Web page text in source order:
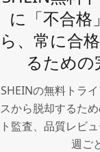
に「不合格
ら、常に合
るための
SHEINの無料トラ
スから脱却するた
ト監査、品質レビ
週ご